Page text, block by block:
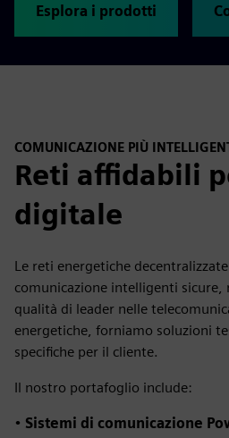
Esplora i prodotti
COMUNICAZIONE PIÙ
Reti affidabili
digitale
Le reti energetiche
comunicazione intelligenti sicure,
qualità di leader nelle
energetiche, forniamo soluzioni
specifiche per il cliente.
Il nostro portafoglio include:
• Sistemi di comunicazione